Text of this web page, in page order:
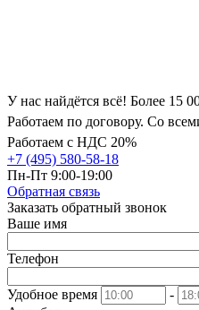
У нас найдётся всё! Более 15
Работаем по договору. Со
Работаем с НДС 20%
+7 (495) 580-58-18
Пн-Пт 9:00-19:00
Обратная связь
Заказать обратный звонок
Ваше имя
Телефон
Удобное время
-